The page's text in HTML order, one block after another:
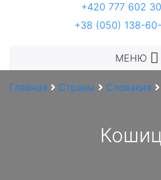
+420 777 602
+38 (050) 138-
МЕНЮ
Главная Страны Словакия